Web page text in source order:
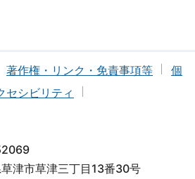
著作権・リンク・免責事項等
個
セシビリティ
津市草津三丁目13番30号